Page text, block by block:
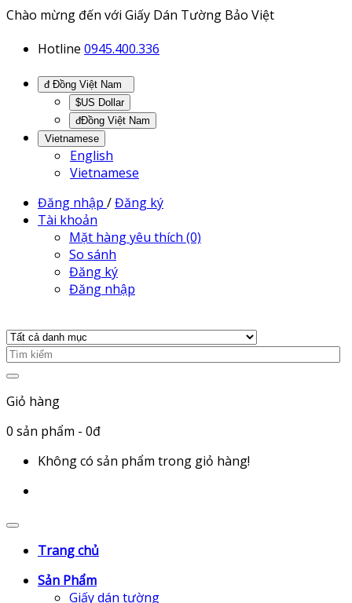
Chào mừng đến với Giấy Dán Tường Bảo Việt
Hotline 0945.400.336
$US Dollar
đĐồng Việt Nam
Vietnamese
English
Vietnamese
Đăng nhập /Đăng ký
Tài khoản
Mặt hàng yêu thích (0)
So sánh
Đăng ký
Đăng nhập
Giỏ hàng
0 sản phẩm - 0đ
Không có sản phẩm trong giỏ hàng!
Trang chủ
Sản Phẩm
Giấy dán tường